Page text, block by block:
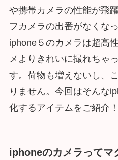
や携帯カメラの性能が飛
フカメラの出番がなくな
iphone５のカメラは超高
メよりきれいに撮れちゃ
す。荷物も増えないし、
りません。今回はそんな
化するアイテムをご紹介！
iphoneのカメラってマ